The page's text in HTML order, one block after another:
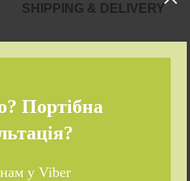
Портібна
у Viber
SHIPPING & DELIVERY